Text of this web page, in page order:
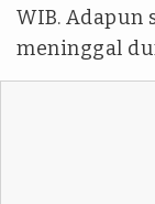
WIB. Adapun
meninggal